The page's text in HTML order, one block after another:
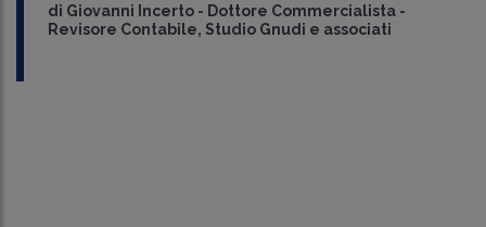
di Giovanni Incerto - Dottore Commercialista -
Revisore Contabile, Studio Gnudi e associati